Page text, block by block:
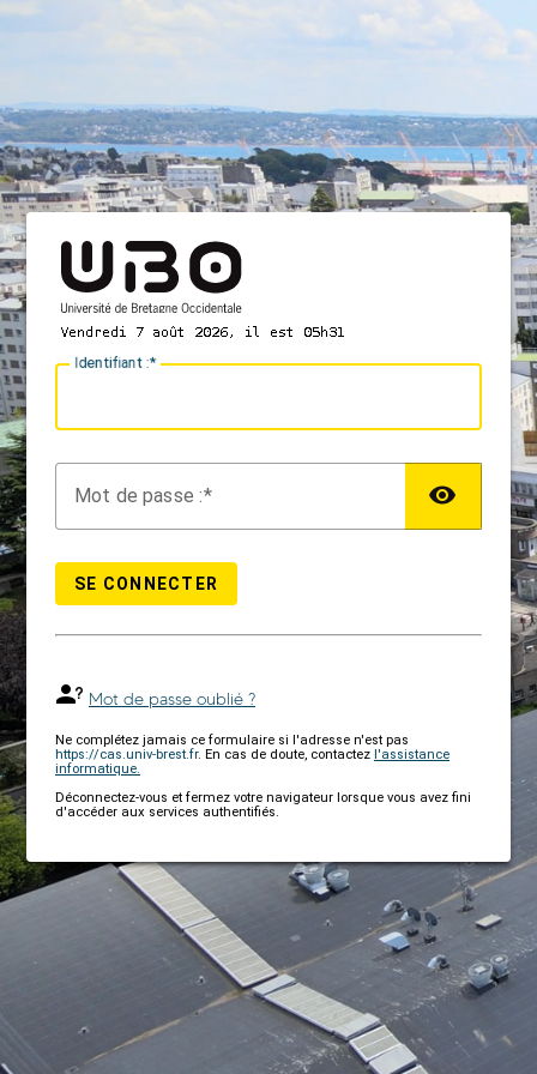
Identifiant :
Mot de passe :
SE CONNECTER
Mot de passe oublié ?
Ne complétez jamais ce formulaire si l'adresse n'est pas
https://cas.univ-brest.fr. En cas de doute, contactez l'assistance
informatique.
Déconnectez-vous et fermez votre navigateur lorsque vous avez fini
d'accéder aux services authentifiés.